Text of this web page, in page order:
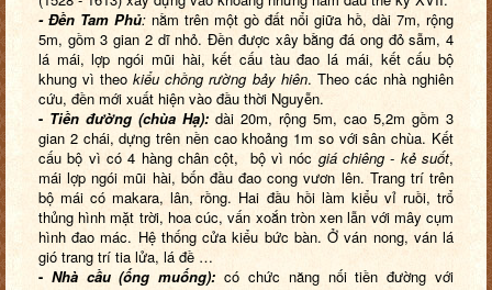
- Đền Tam Phủ: nằm trên một gò đất nổi giữa hồ, dài 7m, rộng
5m, gồm 3 gian 2 dĩ nhỏ. Đền được xây bằng đá ong đỏ sẫm, 4
lá mái, lợp ngói mũi hài, kết cấu tàu đao lá mái, kết cấu bộ
khung vì theokiểu chồng rường bảy hiên. Theo các nhà nghiên
cứu, đền mới xuất hiện vào đầu thời Nguyễn.
- Tiền đường (chùa Hạ): dài 20m, rộng 5m, cao 5,2m gồm 3
gian 2 chái, dựng trên nền cao khoảng 1m so với sân chùa. Kết
cấu bộ vì có 4 hàng chân cột, bộ vì nóc giá chiêng - kẻ suốt,
mái lợp ngói mũi hài, bốn đầu đao cong vươn lên. Trang trí trên
bộ mái có makara, lân, rồng. Hai đầu hồi làm kiểu vỉ ruồi, trổ
thủng hình mặt trời, hoa cúc, vấn xoắn tròn xen lẫn với mây cụm
hình đao mác. Hệ thống cửa kiểu bức bàn. Ở ván nong, ván lá
gió trang trí tia lửa, lá đề …
- Nhà cầu (ống muống): có chức năng nối tiền đường với